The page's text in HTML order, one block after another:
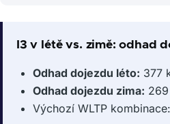
I3 v létě vs. zimě: odhad
Odhad dojezdu léto: 377
Odhad dojezdu zima:
Výchozí WLTP